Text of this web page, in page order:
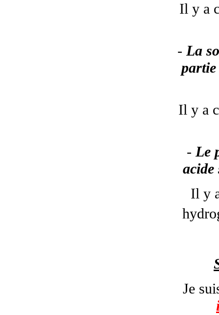
Il y a
-La
Il y a
-Le
acide
Il y
Je